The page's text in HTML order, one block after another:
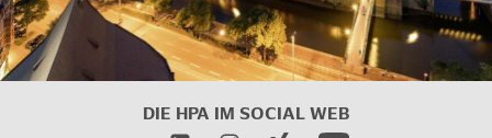
DIE HPA IM SOCIAL WEB